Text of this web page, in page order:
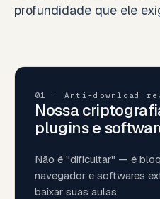
profundidade que ele
01 · Anti-download
Nossa
plugins e
Não é "dificultar" — é
navegador e softwares
baixar suas aulas.